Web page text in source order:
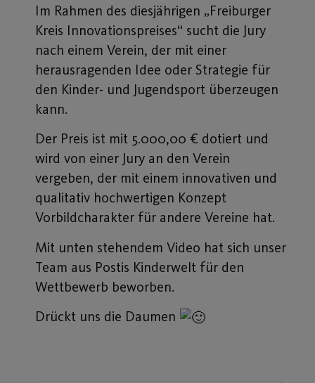
Im Rahmen des diesjährigen „Freiburger
Kreis Innovationspreises“ sucht die Jury
nach einem Verein, der mit einer
herausragenden Idee oder Strategie für
den Kinder- und Jugendsport überzeugen
kann.
Der Preis ist mit 5.000,00 € dotiert und
wird von einer Jury an den Verein
vergeben, der mit einem innovativen und
qualitativ hochwertigen Konzept
Vorbildcharakter für andere Vereine hat.
Mit unten stehendem Video hat sich unser
Team aus Postis Kinderwelt für den
Wettbewerb beworben.
Drückt uns die Daumen